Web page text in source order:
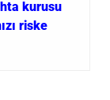
kurusu
riske